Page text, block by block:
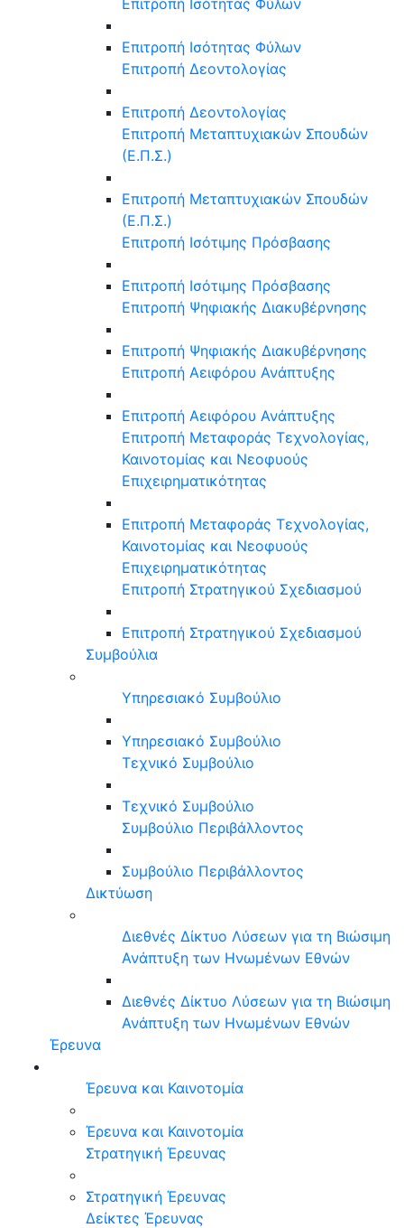
Επιτροπή Ισότητας Φύλων
Επιτροπή Ισότητας Φύλων
Επιτροπή Δεοντολογίας
Επιτροπή Δεοντολογίας
Επιτροπή Μεταπτυχιακών Σπουδών
(Ε.Π.Σ.)
Επιτροπή Μεταπτυχιακών Σπουδών
(Ε.Π.Σ.)
Επιτροπή Ισότιμης Πρόσβασης
Επιτροπή Ισότιμης Πρόσβασης
Επιτροπή Ψηφιακής Διακυβέρνησης
Επιτροπή Ψηφιακής Διακυβέρνησης
Επιτροπή Αειφόρου Ανάπτυξης
Επιτροπή Αειφόρου Ανάπτυξης
Επιτροπή Μεταφοράς Τεχνολογίας,
Καινοτομίας και Νεοφυούς
Επιχειρηματικότητας
Επιτροπή Μεταφοράς Τεχνολογίας,
Καινοτομίας και Νεοφυούς
Επιχειρηματικότητας
Επιτροπή Στρατηγικού Σχεδιασμού
Επιτροπή Στρατηγικού Σχεδιασμού
Συμβούλια
Υπηρεσιακό Συμβούλιο
Υπηρεσιακό Συμβούλιο
Τεχνικό Συμβούλιο
Τεχνικό Συμβούλιο
Συμβούλιο Περιβάλλοντος
Συμβούλιο Περιβάλλοντος
Δικτύωση
Διεθνές Δίκτυο Λύσεων για τη Βιώσιμη
Ανάπτυξη των Ηνωμένων Εθνών
Διεθνές Δίκτυο Λύσεων για τη Βιώσιμη
Ανάπτυξη των Ηνωμένων Εθνών
Έρευνα
Έρευνα και Καινοτομία
Έρευνα και Καινοτομία
Στρατηγική Έρευνας
Στρατηγική Έρευνας
Δείκτες Έρευνας